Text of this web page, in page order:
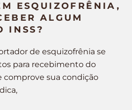
ESQUIZOFRÊNIA,
ALGUM
INSS?
de esquizofrênia se
para recebimento do
comprove sua condição